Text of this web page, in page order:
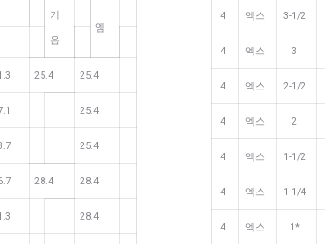
기
음
엠
25.4 25.4
25.4
25.4
28.4 28.4
28.4
4 엑스 3-1/2
4 엑스 3
4 엑스 2-1/2
4 엑스 2
4 엑스 1-1/2
4 엑스 1-1/4
4 엑스 1*